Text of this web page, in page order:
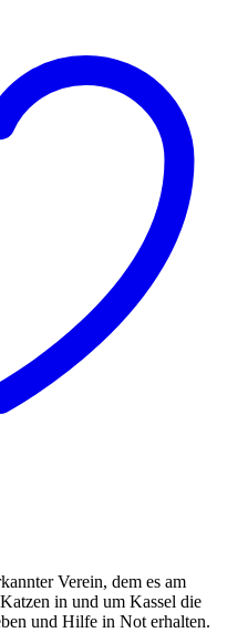
Verein, dem es am
in und um Kassel die
und Hilfe in Not erhalten.